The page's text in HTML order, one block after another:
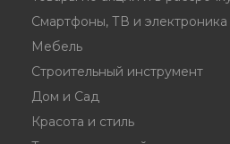
Смартфоны, ТВ и электроника
Мебель
Строительный инструмент
Дом и Сад
Красота и стиль